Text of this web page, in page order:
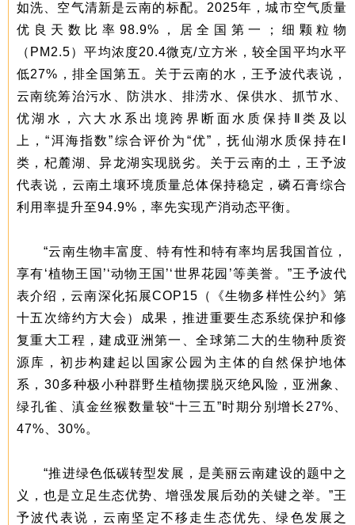
如洗、空气清新是云南的标配。2025年，城市空气质量
优良天数比率98.9%，居全国第一；细颗粒物
（PM2.5）平均浓度20.4微克/立方米，较全国平均水平
低27%，排全国第五。关于云南的水，王予波代表说，
云南统筹治污水、防洪水、排涝水、保供水、抓节水、
优湖水，六大水系出境跨界断面水质保持Ⅱ类及以
上，“洱海指数”综合评价为“优”，抚仙湖水质保持在Ⅰ
类，杞麓湖、异龙湖实现脱劣。关于云南的土，王予波
代表说，云南土壤环境质量总体保持稳定，磷石膏综合
利用率提升至94.9%，率先实现产消动态平衡。
“云南生物丰富度、特有性和特有率均居我国首位，
享有‘植物王国’‘动物王国’‘世界花园’等美誉。”王予波代
表介绍，云南深化拓展COP15（《生物多样性公约》第
十五次缔约方大会）成果，推进重要生态系统保护和修
复重大工程，建成亚洲第一、全球第二大的生物种质资
源库，初步构建起以国家公园为主体的自然保护地体
系，30多种极小种群野生植物摆脱灭绝风险，亚洲象、
绿孔雀、滇金丝猴数量较“十三五”时期分别增长27%、
47%、30%。
“推进绿色低碳转型发展，是美丽云南建设的题中之
义，也是立足生态优势、增强发展后劲的关键之举。”王
予波代表说，云南坚定不移走生态优先、绿色发展之